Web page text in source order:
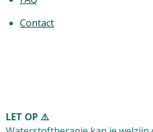
Contact
LET OP ⚠️